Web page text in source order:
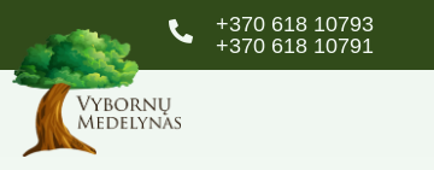
+370 618 10793
+370 618 10791